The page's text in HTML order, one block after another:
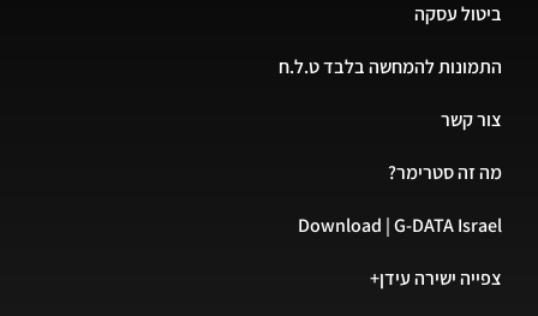
ביטול עסקה
התמונות להמחשה בלבד ט.ל.ח
צור קשר
מה זה סטרימר?
Download | G-DATA Israel
צפייה ישירה עידן+